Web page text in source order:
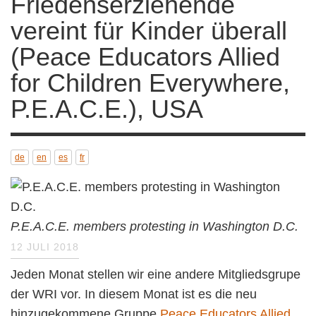
vereint für Kinder überall
(Peace Educators Allied
for Children Everywhere,
P.E.A.C.E.), USA
de en es fr
P.E.A.C.E. members protesting in Washington D.C.
12 JULI 2018
Jeden Monat stellen wir eine andere Mitgliedsgrupe
der WRI vor. In diesem Monat ist es die neu